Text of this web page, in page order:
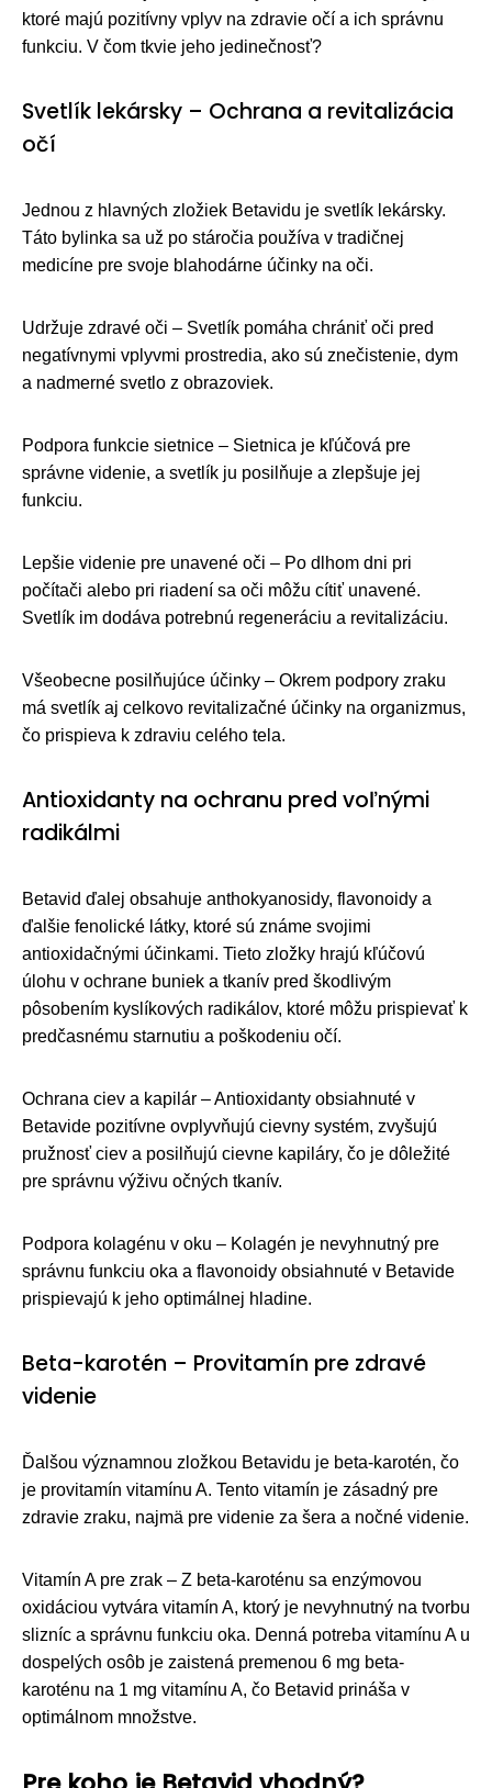
ktoré majú pozitívny vplyv na zdravie očí a ich správnu
funkciu. V čom tkvie jeho jedinečnosť?
Svetlík lekársky – Ochrana a revitalizácia
očí
Jednou z hlavných zložiek Betavidu je svetlík lekársky.
Táto bylinka sa už po stáročia používa v tradičnej
medicíne pre svoje blahodárne účinky na oči.
Udržuje zdravé oči – Svetlík pomáha chrániť oči pred
negatívnymi vplyvmi prostredia, ako sú znečistenie, dym
a nadmerné svetlo z obrazoviek.
Podpora funkcie sietnice – Sietnica je kľúčová pre
správne videnie, a svetlík ju posilňuje a zlepšuje jej
funkciu.
Lepšie videnie pre unavené oči – Po dlhom dni pri
počítači alebo pri riadení sa oči môžu cítiť unavené.
Svetlík im dodáva potrebnú regeneráciu a revitalizáciu.
Všeobecne posilňujúce účinky – Okrem podpory zraku
má svetlík aj celkovo revitalizačné účinky na organizmus,
čo prispieva k zdraviu celého tela.
Antioxidanty na ochranu pred voľnými
radikálmi
Betavid ďalej obsahuje anthokyanosidy, flavonoidy a
ďalšie fenolické látky, ktoré sú známe svojimi
antioxidačnými účinkami. Tieto zložky hrajú kľúčovú
úlohu v ochrane buniek a tkanív pred škodlivým
pôsobením kyslíkových radikálov, ktoré môžu prispievať k
predčasnému starnutiu a poškodeniu očí.
Ochrana ciev a kapilár – Antioxidanty obsiahnuté v
Betavide pozitívne ovplyvňujú cievny systém, zvyšujú
pružnosť ciev a posilňujú cievne kapiláry, čo je dôležité
pre správnu výživu očných tkanív.
Podpora kolagénu v oku – Kolagén je nevyhnutný pre
správnu funkciu oka a flavonoidy obsiahnuté v Betavide
prispievajú k jeho optimálnej hladine.
Beta-karotén – Provitamín pre zdravé
videnie
Ďalšou významnou zložkou Betavidu je beta-karotén, čo
je provitamín vitamínu A. Tento vitamín je zásadný pre
zdravie zraku, najmä pre videnie za šera a nočné videnie.
Vitamín A pre zrak – Z beta-karoténu sa enzýmovou
oxidáciou vytvára vitamín A, ktorý je nevyhnutný na tvorbu
slizníc a správnu funkciu oka. Denná potreba vitamínu A u
dospelých osôb je zaistená premenou 6 mg beta-
karoténu na 1 mg vitamínu A, čo Betavid prináša v
optimálnom množstve.